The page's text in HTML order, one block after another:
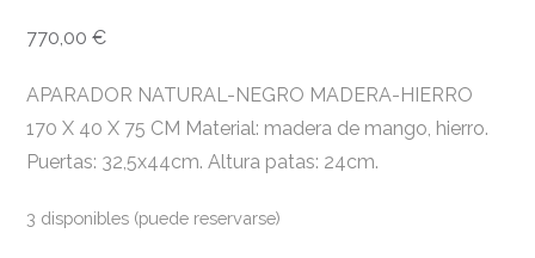
770,00€
APARADOR NATURAL-NEGRO MADERA-HIERRO
170 X 40 X 75 CM Material: madera de mango, hierro.
Puertas: 32,5x44cm. Altura patas: 24cm.
3 disponibles (puede reservarse)